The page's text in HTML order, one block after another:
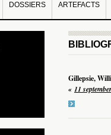
DOSSIERS ARTEFACTS
Gillepsie,
« 11